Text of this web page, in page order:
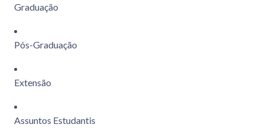
Graduação
Pós-Graduação
Extensão
Assuntos Estudantis